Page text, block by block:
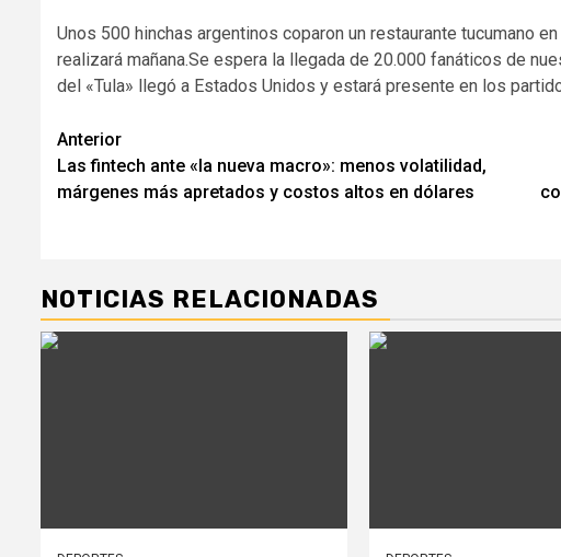
Unos 500 hinchas argentinos coparon un restaurante tucumano
realizará mañana.Se espera la llegada de 20.000 fanáticos de
del «Tula» llegó a Estados Unidos y estará presente en los
Navegación
de
Anterior
Las fintech ante «la nueva macro»: menos volatilidad,
márgenes más apretados y costos altos en dólares
NOTICIAS RELACIONADAS